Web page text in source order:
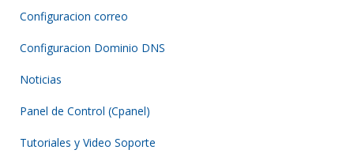
Configuracion correo
Configuracion Dominio DNS
Noticias
Panel de Control (Cpanel)
Tutoriales y Video Soporte